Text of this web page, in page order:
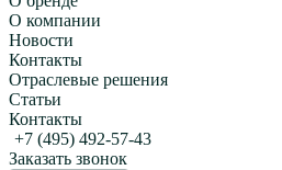
О компании
Новости
Контакты
Отраслевые решения
Статьи
Контакты
+7 (495) 492-57-43
Заказать звонок